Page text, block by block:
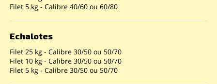
Filet 5 kg - Calibre 40/60 ou 60/80
Echalotes
Filet 25 kg - Calibre 30/50 ou 50/70
Filet 10 kg - Calibre 30/50 ou 50/70
Filet 5 kg - Calibre 30/50 ou 50/70